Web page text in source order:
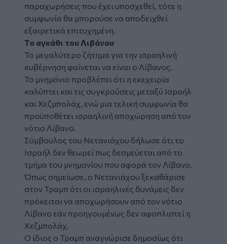
παραχωρήσεις που έχει υποσχεθεί, τότε η
συμφωνία θα μπορούσε να αποδειχθεί
εξαιρετικά επιτυχημένη.
Το αγκάθι του Λιβάνου
Το μεγαλύτερο ζήτημα για την ισραηλινή
κυβέρνηση φαίνεται να είναι ο Λίβανος.
Το μνημόνιο προβλέπει ότι η εκεχειρία
καλύπτει και τις συγκρούσεις μεταξύ Ισραήλ
και Χεζμπολάχ, ενώ μια τελική συμφωνία θα
προϋποθέτει ισραηλινή αποχώρηση από τον
νότιο Λίβανο.
Σύμβουλος του Νετανιάχου δήλωσε ότι το
Ισραήλ δεν θεωρεί πως δεσμεύεται από το
τμήμα του μνημονίου που αφορά τον Λίβανο.
Όπως σημείωσε, ο Νετανιάχου ξεκαθάρισε
στον Τραμπ ότι οι ισραηλινές δυνάμεις δεν
πρόκειται να αποχωρήσουν από τον νότιο
Λίβανο εάν προηγουμένως δεν αφοπλιστεί η
Χεζμπολάχ.
Ο ίδιος ο Τραμπ αναγνώρισε δημοσίως ότι